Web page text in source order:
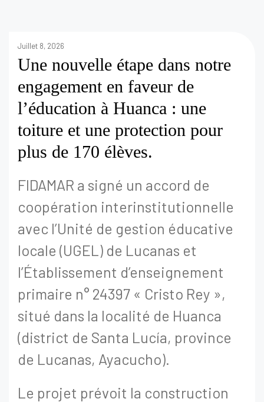
Juillet 8, 2026
Une nouvelle étape dans notre
engagement en faveur de
l’éducation à Huanca : une
toiture et une protection pour
plus de 170 élèves.
FIDAMAR a signé un accord de
coopération interinstitutionnelle
avec l’Unité de gestion éducative
locale (UGEL) de Lucanas et
l’Établissement d’enseignement
primaire n° 24397 « Cristo Rey »,
situé dans la localité de Huanca
(district de Santa Lucía, province
de Lucanas, Ayacucho).
Le projet prévoit la construction